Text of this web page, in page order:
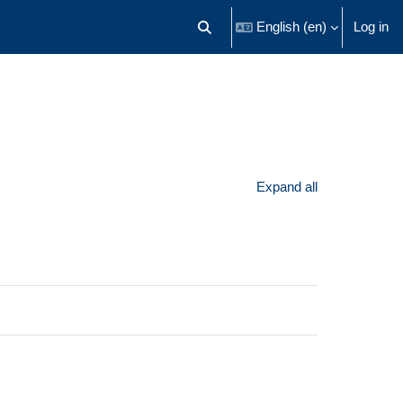
Toggle search input
English ‎(en)‎ Log in
Expand all